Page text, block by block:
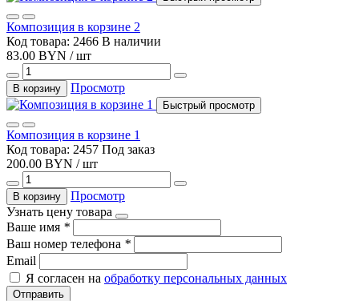
Композиция в корзине 2
Код товара: 2466 В наличии
83.00 BYN / шт
В корзину Просмотр
Быстрый просмотр
Композиция в корзине 1
Код товара: 2457 Под заказ
200.00 BYN / шт
В корзину
Просмотр
Узнать цену товара
Ваше имя *
Ваш номер телефона *
Email
Я согласен на обработку персональных данных
Отправить